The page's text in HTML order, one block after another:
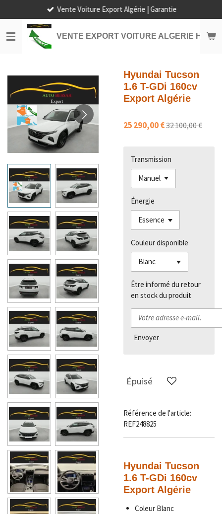
au
contenu
principal
VENTE EXPORT VOITURE ALGERIE HORS
Vente Voiture Export Algérie | Garantie
Hyundai Tucson
1.6 T-GDi 160cv
Export Algérie
25 290,00 €32 100,00 €
Transmission
Énergie
Couleur disponible
Être informé du retour
en stock du produit
Envoyer
Épuisé
Référence de l'article:
REF248825
Hyundai Tucson
1.6 T-GDi 160cv
Export Algérie
ColeurBlanc